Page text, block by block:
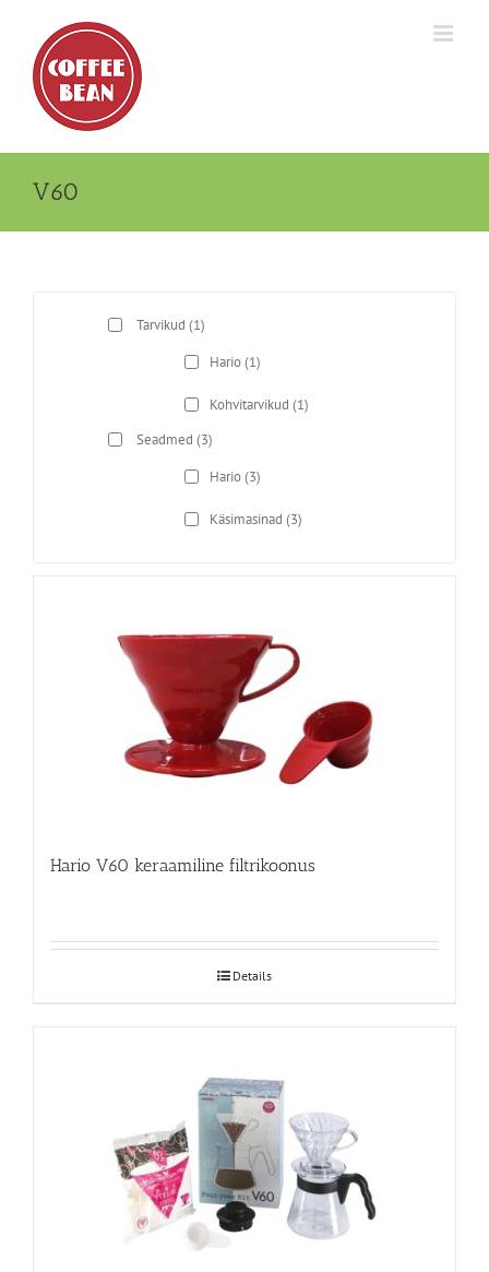
content
V60
Tarvikud (1)
Hario(1)
Kohvitarvikud (1)
Seadmed (3)
Hario(3)
Käsimasinad (3)
Hario V60 keraamiline filtrikoonus
Details